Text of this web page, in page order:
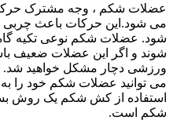
عضلات شکم ، وجه مشترک
می شود.این حرکات باعث
شود. عضلات شکم نوعی تکیه
شوند و اگر این عضلات ضعیف
ورزشی دچار مشکل خواهید شد.
می توانید عضلات شکم خود را
استفاده از کش شکم یک روش
شکم است.